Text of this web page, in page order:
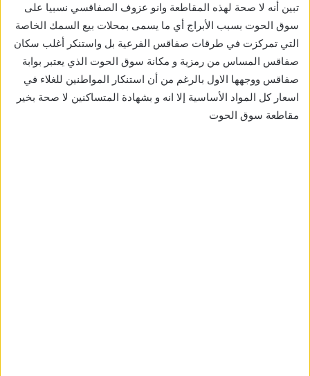
تبين أنه لا صحة لهذه المقاطعة وانو عزوف الصفاقسي نسبيا على
سوق الحوت بسبب الأبراج أي ما يسمى بمحلات بيع السمك الخاصة
التي تمركزت في طرقات صفاقس الفرعية بل واستنكر أغلب سكان
صفاقس المساس من رمزية و مكانة سوق الحوت الذي يعتبر بوابة
صفاقس ووجهها الاول بالرغم من أن استنكار المواطنين للغلاء في
اسعار كل المواد الأساسية إلا انه و بشهادة المتساكنين لا صحة بخير
مقاطعة سوق الحوت